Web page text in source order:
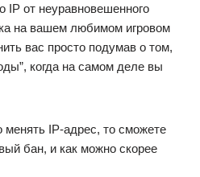
IP от неуравновешенного
на вашем любимом игровом
вас просто подумав о том,
когда на самом деле вы
IP-адрес, то сможете
бан, и как можно скорее